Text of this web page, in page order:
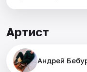
Артист
Андрей